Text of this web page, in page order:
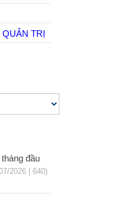
TRỊ
đầu
2026 | 640)